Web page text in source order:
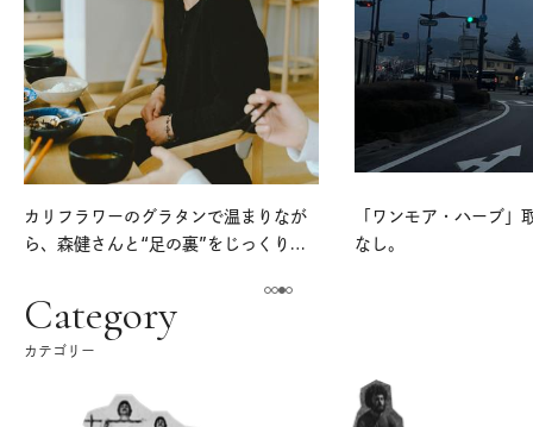
カリフラワーのグラタンで温まりなが
ら、森健さんと“足の裏”をじっくり考
ク
「ワンモア・ハーブ」
なし。
Category
カテゴリー